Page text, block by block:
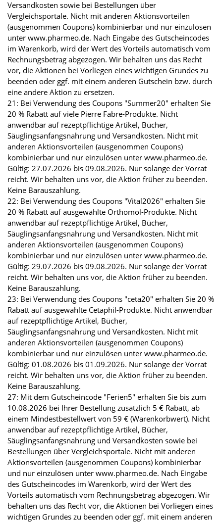
Versandkosten sowie bei Bestellungen über
Vergleichsportale. Nicht mit anderen Aktionsvorteilen
(ausgenommen Coupons) kombinierbar und nur einzulösen
unter www.pharmeo.de. Nach Eingabe des Gutscheincodes
im Warenkorb, wird der Wert des Vorteils automatisch vom
Rechnungsbetrag abgezogen. Wir behalten uns das Recht
vor, die Aktionen bei Vorliegen eines wichtigen Grundes zu
beenden oder ggf. mit einem anderen Gutschein bzw. durch
eine andere Aktion zu ersetzen.
21: Bei Verwendung des Coupons "Summer20" erhalten Sie
20 % Rabatt auf viele Pierre Fabre-Produkte. Nicht
anwendbar auf rezeptpflichtige Artikel, Bücher,
Säuglingsanfangsnahrung und Versandkosten. Nicht mit
anderen Aktionsvorteilen (ausgenommen Coupons)
kombinierbar und nur einzulösen unter www.pharmeo.de.
Gültig: 27.07.2026 bis 09.08.2026. Nur solange der Vorrat
reicht. Wir behalten uns vor, die Aktion früher zu beenden.
Keine Barauszahlung.
22: Bei Verwendung des Coupons "Vital2026" erhalten Sie
20 % Rabatt auf ausgewählte Orthomol-Produkte. Nicht
anwendbar auf rezeptpflichtige Artikel, Bücher,
Säuglingsanfangsnahrung und Versandkosten. Nicht mit
anderen Aktionsvorteilen (ausgenommen Coupons)
kombinierbar und nur einzulösen unter www.pharmeo.de.
Gültig: 29.07.2026 bis 09.08.2026. Nur solange der Vorrat
reicht. Wir behalten uns vor, die Aktion früher zu beenden.
Keine Barauszahlung.
23: Bei Verwendung des Coupons "ceta20" erhalten Sie 20 %
Rabatt auf ausgewählte Cetaphil-Produkte. Nicht anwendbar
auf rezeptpflichtige Artikel, Bücher,
Säuglingsanfangsnahrung und Versandkosten. Nicht mit
anderen Aktionsvorteilen (ausgenommen Coupons)
kombinierbar und nur einzulösen unter www.pharmeo.de.
Gültig: 01.08.2026 bis 01.09.2026. Nur solange der Vorrat
reicht. Wir behalten uns vor, die Aktion früher zu beenden.
Keine Barauszahlung.
27: Mit dem Gutscheincode "Ferien5" erhalten Sie bis zum
10.08.2026 bei Ihrer Bestellung zusätzlich 5 € Rabatt, ab
einem Mindestbestellwert von 59 € (Warenkorbwert). Nicht
anwendbar auf rezeptpflichtige Artikel, Bücher,
Säuglingsanfangsnahrung und Versandkosten sowie bei
Bestellungen über Vergleichsportale. Nicht mit anderen
Aktionsvorteilen (ausgenommen Coupons) kombinierbar
und nur einzulösen unter www.pharmeo.de. Nach Eingabe
des Gutscheincodes im Warenkorb, wird der Wert des
Vorteils automatisch vom Rechnungsbetrag abgezogen. Wir
behalten uns das Recht vor, die Aktionen bei Vorliegen eines
wichtigen Grundes zu beenden oder ggf. mit einem anderen